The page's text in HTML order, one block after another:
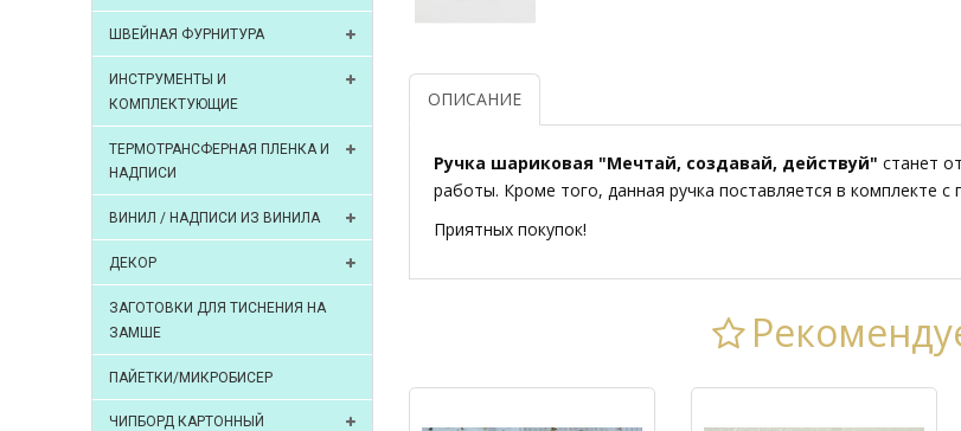
ШВЕЙНАЯ ФУРНИТУРА
ИНСТРУМЕНТЫ И
КОМПЛЕКТУЮЩИЕ
ТЕРМОТРАНСФЕРНАЯ ПЛЕНКА И
НАДПИСИ
ВИНИЛ / НАДПИСИ ИЗ ВИНИЛА
ДЕКОР
ЗАГОТОВКИ ДЛЯ ТИСНЕНИЯ НА
ЗАМШЕ
ПАЙЕТКИ/МИКРОБИСЕР
ЧИПБОРД КАРТОННЫЙ
ОПИСАНИЕ
Ручка шариковая "Мечтай, создавай, действуй" станет
работы. Кроме того, данная ручка поставляется в комплекте
Приятных покупок!